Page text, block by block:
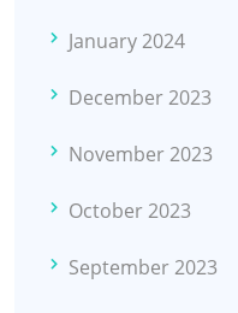
January 2024
December 2023
November 2023
October 2023
September 2023